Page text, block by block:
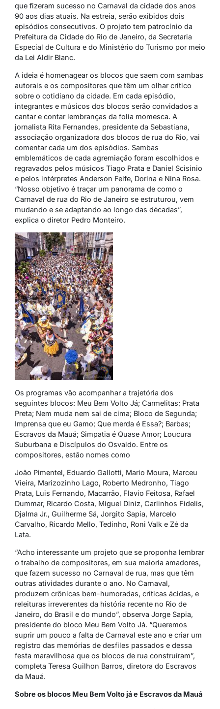
que fizeram sucesso no Carnaval da cidade dos anos
90 aos dias atuais. Na estreia, serão exibidos dois
episódios consecutivos. O projeto tem patrocínio da
Prefeitura da Cidade do Rio de Janeiro, da Secretaria
Especial de Cultura e do Ministério do Turismo por meio
da Lei Aldir Blanc.
A ideia é homenagear os blocos que saem com sambas
autorais e os compositores que têm um olhar crítico
sobre o cotidiano da cidade. Em cada episódio,
integrantes e músicos dos blocos serão convidados a
cantar e contar lembranças da folia momesca. A
jornalista Rita Fernandes, presidente da Sebastiana,
associação organizadora dos blocos de rua do Rio, vai
comentar cada um dos episódios. Sambas
emblemáticos de cada agremiação foram escolhidos e
regravados pelos músicos Tiago Prata e Daniel Scisinio
e pelos intérpretes Anderson Feife, Dorina e Nina Rosa.
“Nosso objetivo é traçar um panorama de como o
Carnaval de rua do Rio de Janeiro se estruturou, vem
mudando e se adaptando ao longo das décadas”,
explica o diretor Pedro Monteiro.
Os programas vão acompanhar a trajetória dos
seguintes blocos: Meu Bem Volto Já; Carmelitas; Prata
Preta; Nem muda nem sai de cima; Bloco de Segunda;
Imprensa que eu Gamo; Que merda é Essa?; Barbas;
Escravos da Mauá; Simpatia é Quase Amor; Loucura
Suburbana e Discípulos do Osvaldo. Entre os
compositores, estão nomes como
João Pimentel, Eduardo Gallotti, Mario Moura, Marceu
Vieira, Marizozinho Lago, Roberto Medronho, Tiago
Prata, Luis Fernando, Macarrão, Flavio Feitosa, Rafael
Dummar, Ricardo Costa, Miguel Diniz, Carlinhos Fidelis,
Djalma Jr., Guilherme Sá, Jorgito Sapia, Marcelo
Carvalho, Ricardo Mello, Tedinho, Roni Valk e Zé da
Lata.
“Acho interessante um projeto que se proponha lembrar
o trabalho de compositores, em sua maioria amadores,
que fazem sucesso no Carnaval de rua, mas que têm
outras atividades durante o ano. No Carnaval,
produzem crônicas bem-humoradas, críticas ácidas, e
releituras irreverentes da história recente no Rio de
Janeiro, do Brasil e do mundo”, observa Jorge Sapia,
presidente do bloco Meu Bem Volto Já. “Queremos
suprir um pouco a falta de Carnaval este ano e criar um
registro das memórias de desfiles passados e dessa
festa maravilhosa que os blocos de rua construíram”,
completa Teresa Guilhon Barros, diretora do Escravos
da Mauá.
Sobre os blocos Meu Bem Volto já e Escravos da Mauá